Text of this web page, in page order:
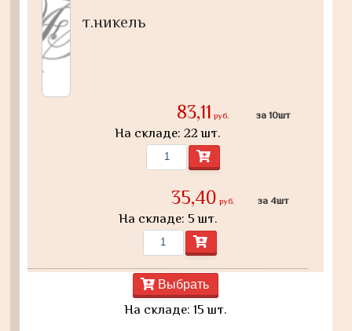
т.никель
83,11 руб. за 10шт
На складе: 22 шт.
35,40 руб. за 4шт
На складе: 5 шт.
Выбрать
На складе: 15 шт.